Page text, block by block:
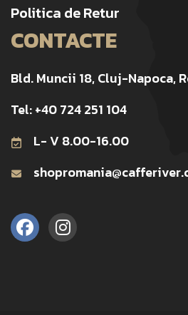
Politica de Retur
CONTACTE
Bld. Muncii 18, Cluj-Napoca,
Tel: +40 724 251 104
L- V 8.00-16.00